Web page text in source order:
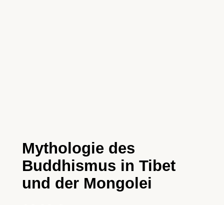
Mythologie des
Buddhismus in Tibet
und der Mongolei